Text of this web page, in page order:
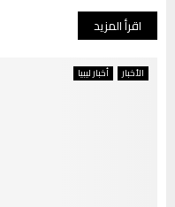
اقرأ المزيد
الأخبار أخبار ليبيا